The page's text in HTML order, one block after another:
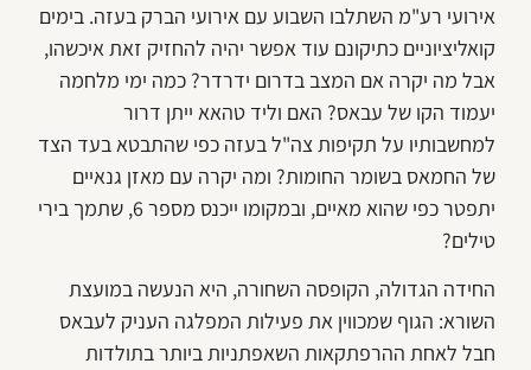
אירועי רע"מ השתלבו השבוע עם אירועי הברק בעזה. בימים
קואליציוניים כתיקונם עוד אפשר יהיה להחזיק זאת איכשהו,
אבל מה יקרה אם המצב בדרום ידרדר? כמה ימי מלחמה
יעמוד הקו של עבאס? האם וליד טהאא ייתן דרור
למחשבותיו על תקיפות צה"ל בעזה כפי שהתבטא בעד הצד
של החמאס בשומר החומות? ומה יקרה עם מאזן גנאיים
יתפטר כפי שהוא מאיים, ובמקומו ייכנס מספר 6, שתמך בירי
טילים?
החידה הגדולה, הקופסה השחורה, היא הנעשה במועצת
השורא: הגוף שמכווין את פעילות המפלגה העניק לעבאס
חבל לאחת ההרפתקאות השאפתניות ביותר בתולדות